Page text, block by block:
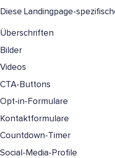
Diese Landingpage-
Überschriften
Bilder
Videos
CTA-Buttons
Opt-in-Formulare
Kontaktformulare
Countdown-Timer
Social-Media-Profile